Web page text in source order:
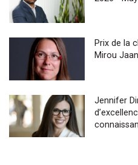
Prix de la
Mirou
Jennifer